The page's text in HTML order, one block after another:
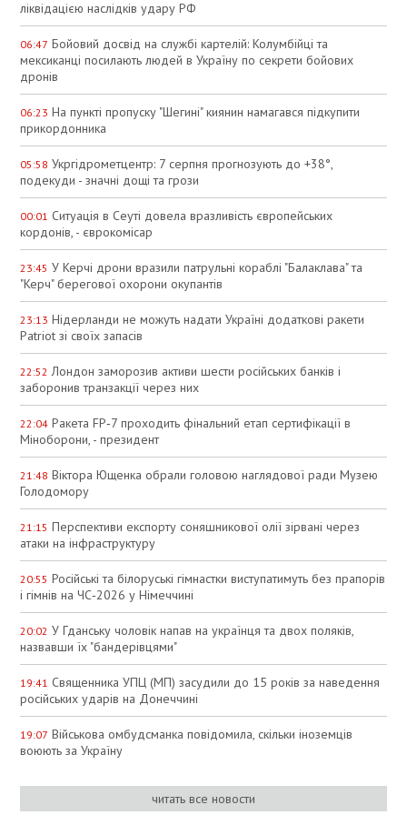
ліквідацією наслідків удару РФ
06:47 Бойовий досвід на службі картелій: Колумбійці та
мексиканці посилають людей в Україну по секрети бойових
дронів
06:23 На пункті пропуску "Шегині" киянин намагався підкупити
прикордонника
05:58 Укргідрометцентр: 7 серпня прогнозують до +38°,
подекуди - значні дощі та грози
00:01 Ситуація в Сеуті довела вразливість європейських
кордонів, - єврокомісар
23:45 У Керчі дрони вразили патрульні кораблі "Балаклава" та
"Керч" берегової охорони окупантів
23:13 Нідерланди не можуть надати Україні додаткові ракети
Patriot зі своїх запасів
22:52 Лондон заморозив активи шести російських банків і
заборонив транзакції через них
22:04 Ракета FP‑7 проходить фінальний етап сертифікації в
Міноборони, - президент
21:48 Віктора Ющенка обрали головою наглядової ради Музею
Голодомору
21:15 Перспективи експорту соняшникової олії зірвані через
атаки на інфраструктуру
20:55 Російські та білоруські гімнастки виступатимуть без прапорів
і гімнів на ЧС‑2026 у Німеччині
20:02 У Гданську чоловік напав на українця та двох поляків,
назвавши їх "бандерівцями"
19:41 Священника УПЦ (МП) засудили до 15 років за наведення
російських ударів на Донеччині
19:07 Військова омбудсманка повідомила, скільки іноземців
воюють за Україну
читать все новости